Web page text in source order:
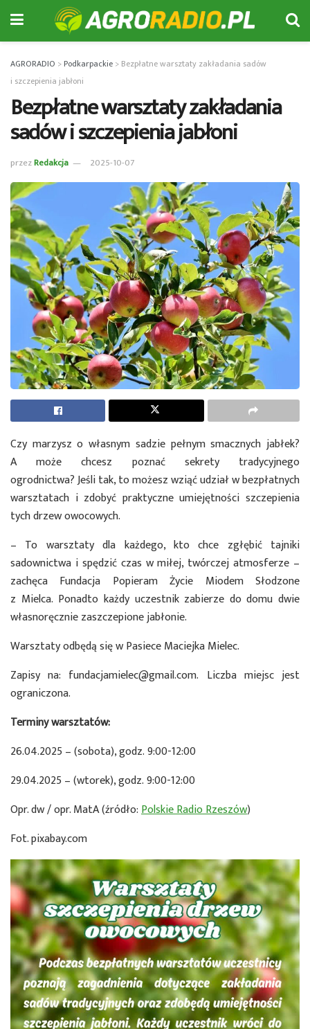
AGRORADIO >Podkarpackie > Bezpłatne warsztaty zakładania sadów
i szczepienia jabłoni
Bezpłatne warsztaty zakładania
sadów i szczepienia jabłoni
przezRedakcja 2025-10-07
Czy marzysz o własnym sadzie pełnym smacznych jabłek?
A może chcesz poznać sekrety tradycyjnego
ogrodnictwa? Jeśli tak, to możesz wziąć udział w bezpłatnych
warsztatach i zdobyć praktyczne umiejętności szczepienia
tych drzew owocowych.
– To warsztaty dla każdego, kto chce zgłębić tajniki
sadownictwa i spędzić czas w miłej, twórczej atmosferze –
zachęca Fundacja Popieram Życie Miodem Słodzone
z Mielca. Ponadto każdy uczestnik zabierze do domu dwie
własnoręcznie zaszczepione jabłonie.
Warsztaty odbędą się w Pasiece Maciejka Mielec.
Zapisy na: fundacjamielec@gmail.com. Liczba miejsc jest
ograniczona.
Terminy warsztatów:
26.04.2025 – (sobota), godz. 9:00-12:00
29.04.2025 – (wtorek), godz. 9:00-12:00
Opr. dw / opr. MatA (źródło:Polskie Radio Rzeszów)
Fot. pixabay.com